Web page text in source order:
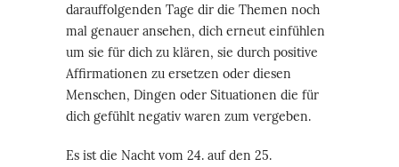
darauffolgenden Tage dir die Themen noch
mal genauer ansehen, dich erneut einfühlen
um sie für dich zu klären, sie durch positive
Affirmationen zu ersetzen oder diesen
Menschen, Dingen oder Situationen die für
dich gefühlt negativ waren zum vergeben.
Es ist die Nacht vom 24. auf den 25.